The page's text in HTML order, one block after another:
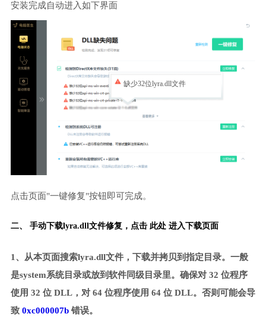
安装完成自动进入如下界面
缺少32位lyra.dll文件
点击页面"一键修复"按钮即可完成。
二、 手动下载lyra.dll文件修复， 点击 此处 进入下载页面
1、从本页面搜索lyra.dll文件，下载并拷贝到指定目录。一般
是system系统目录或放到软件同级目录里。确保对 32 位程序
使用 32 位 DLL，对 64 位程序使用 64 位 DLL。否则可能会导
致 0xc000007b错误。